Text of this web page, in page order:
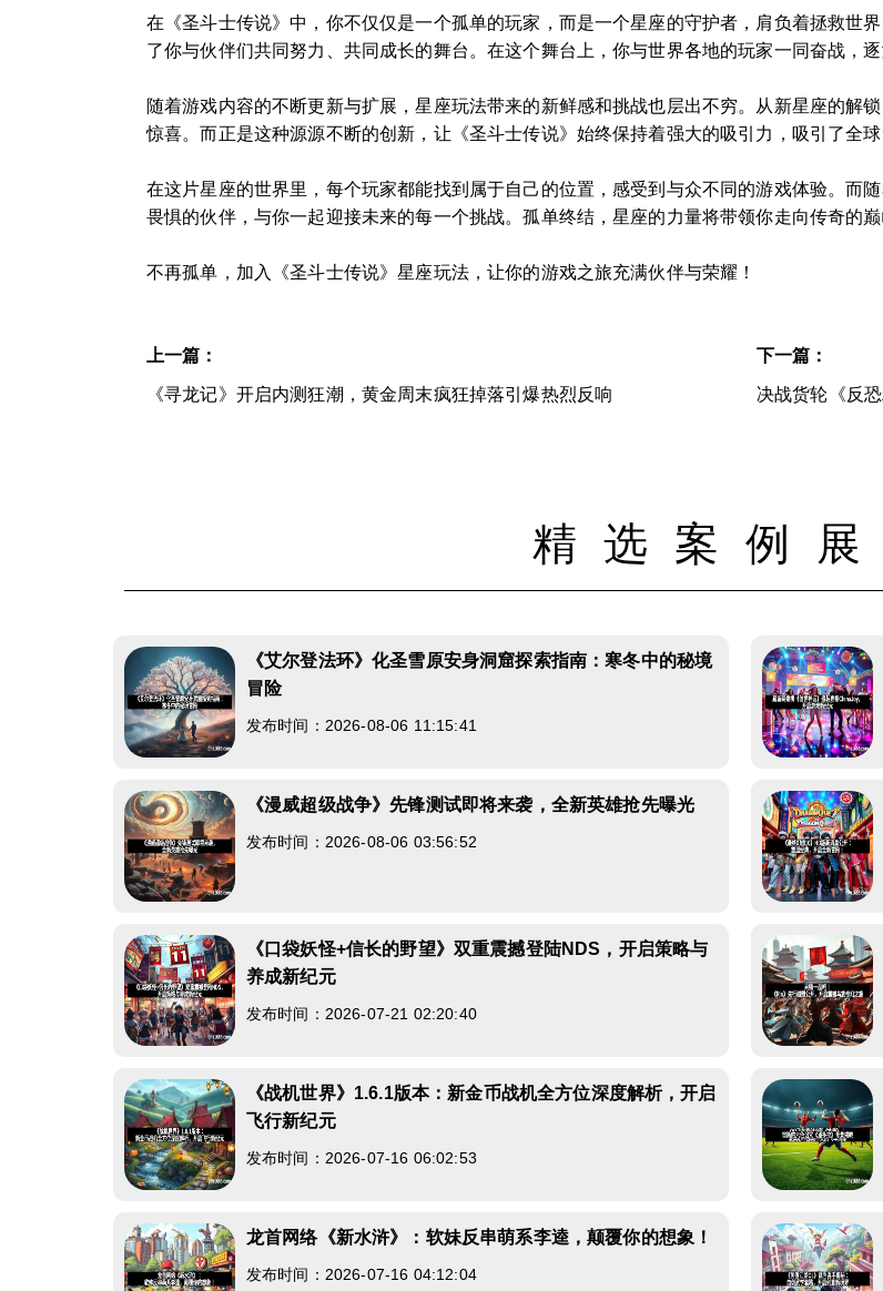
在《圣斗士传说》中，你不仅仅是一个孤单的玩家，而是一个星座的守护者，肩负着拯救世
了你与伙伴们共同努力、共同成长的舞台。在这个舞台上，你与世界各地的玩家一同奋战，
随着游戏内容的不断更新与扩展，星座玩法带来的新鲜感和挑战也层出不穷。从新星座的解
惊喜。而正是这种源源不断的创新，让《圣斗士传说》始终保持着强大的吸引力，吸引了全球
在这片星座的世界里，每个玩家都能找到属于自己的位置，感受到与众不同的游戏体验。而
畏惧的伙伴，与你一起迎接未来的每一个挑战。孤单终结，星座的力量将带领你走向传奇的巅
不再孤单，加入《圣斗士传说》星座玩法，让你的游戏之旅充满伙伴与荣耀！
上一篇：
《寻龙记》开启内测狂潮，黄金周末疯狂掉落引爆热烈反响
下一篇：
决战货轮《反
精选案例展
《艾尔登法环》化圣雪原安身洞窟探索指南：寒冬中的秘境
冒险
发布时间：2026-08-06 11:15:41
《漫威超级战争》先锋测试即将来袭，全新英雄抢先曝光
发布时间：2026-08-06 03:56:52
《口袋妖怪+信长的野望》双重震撼登陆NDS，开启策略与
养成新纪元
发布时间：2026-07-21 02:20:40
《战机世界》1.6.1版本：新金币战机全方位深度解析，开启
飞行新纪元
发布时间：2026-07-16 06:02:53
龙首网络《新水浒》：软妹反串萌系李逵，颠覆你的想象！
发布时间：2026-07-16 04:12:04